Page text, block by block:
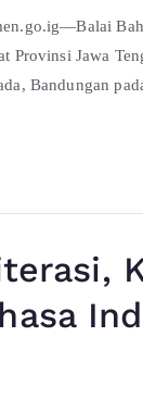
Jawa
Bandungan